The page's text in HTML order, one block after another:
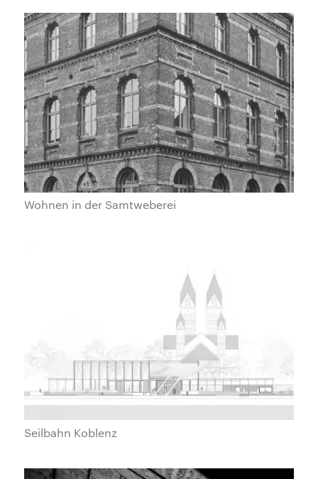
Wohnen in der Samtweberei
Seilbahn Koblenz